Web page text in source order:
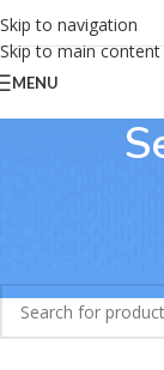
Skip to navigation
Skip to main content
MENU